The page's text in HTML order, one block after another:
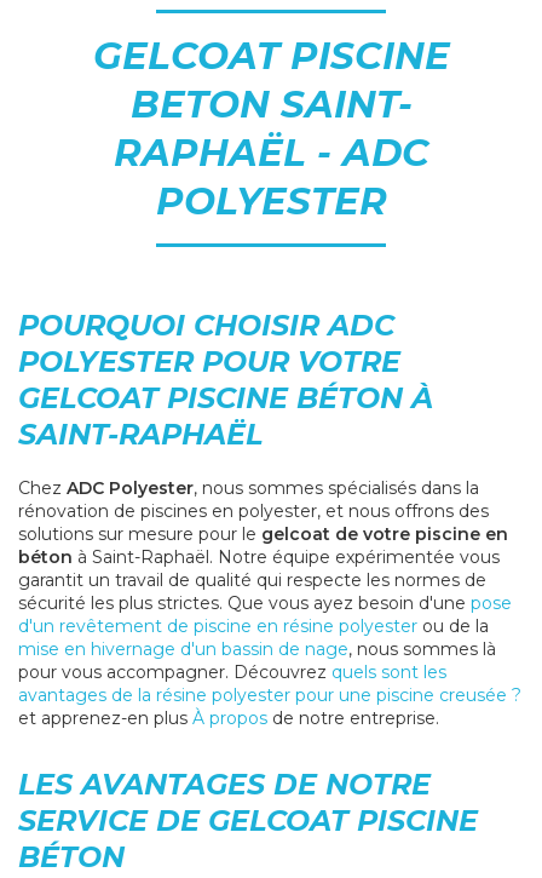
GELCOAT PISCINE
BETON SAINT-
RAPHAËL - ADC
POLYESTER
POURQUOI CHOISIR ADC
POLYESTER POUR VOTRE
GELCOAT PISCINE BÉTON À
SAINT-RAPHAËL
Chez ADC Polyester, nous sommes spécialisés dans la
rénovation de piscines en polyester, et nous offrons des
solutions sur mesure pour le gelcoat de votre piscine en
béton à Saint-Raphaël. Notre équipe expérimentée vous
garantit un travail de qualité qui respecte les normes de
sécurité les plus strictes. Que vous ayez besoin d'une pose
d'un revêtement de piscine en résine polyester ou de la
mise en hivernage d'un bassin de nage, nous sommes là
pour vous accompagner. Découvrez quels sont les
avantages de la résine polyester pour une piscine creusée ?
et apprenez-en plus À propos de notre entreprise.
LES AVANTAGES DE NOTRE
SERVICE DE GELCOAT PISCINE
BÉTON